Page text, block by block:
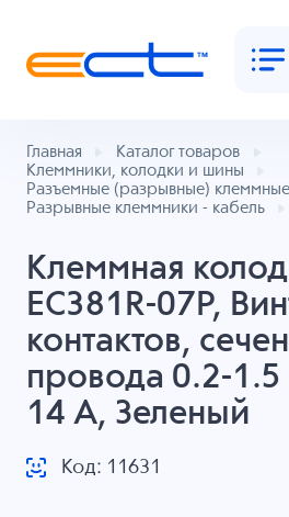
Главная
Каталог товаров
Клеммники, колодки и шины
Разъемные (разрывные)
Разрывные клеммники - кабель
Клеммная
EC381R-07P,
контактов,
провода 0.2-1.5
14 A, Зеленый
Код: 11631